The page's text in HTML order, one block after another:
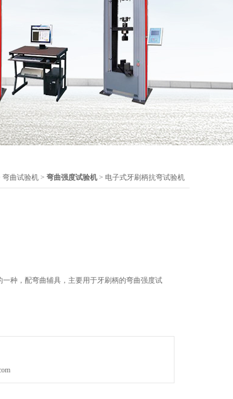
弯曲试验机 > 弯曲强度试验机 > 电子式牙刷柄抗弯试验机
种，配弯曲辅具，主要用于牙刷柄的弯曲强度试